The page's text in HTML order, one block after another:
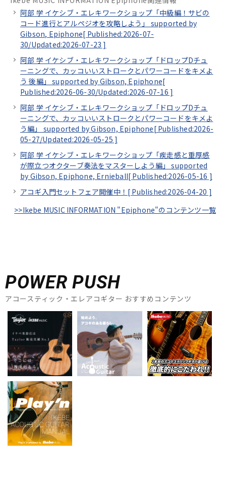
阿部 学 イケシブ・エレキワークショップ「中級編！サビの
コード進行とアルペジオを攻略しよう」 supported by
Gibson, Epiphone[ Published:2026-07-
30/Updated:2026-07-23 ]
阿部 学 イケシブ・エレキワークショップ「ドロップDチュ
ーニングで、カッコいいストロークとパワーコードをキメよ
う 後編」 supported by Gibson, Epiphone[
Published:2026-06-30/Updated:2026-07-16 ]
阿部 学 イケシブ・エレキワークショップ「ドロップDチュ
ーニングで、カッコいいストロークとパワーコードをキメよ
う編」 supported by Gibson, Epiphone[ Published:2026-
05-27/Updated:2026-05-25 ]
阿部 学 イケシブ・エレキワークショップ「疾走感と重厚感
が際立つオクターブ奏法をマスターしよう編」 supported
by Gibson, Epiphone, Ernieball[ Published:2026-05-16 ]
アコギ入門セットフェア開催中！[ Published:2026-04-20 ]
>>Ikebe MUSIC INFORMATION "Epiphone"のコンテンツ一覧
POWER PUSH
アコースティック・エレアコギター おすすめコンテンツ